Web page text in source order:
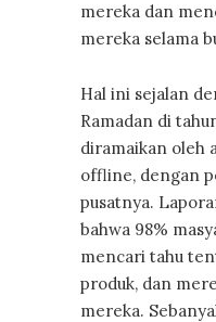
mereka dan
mereka selama
Hal ini sejalan
Ramadan di
diramaikan oleh
offline, dengan
pusatnya.
bahwa 98%
mencari tahu
produk, dan
mereka.